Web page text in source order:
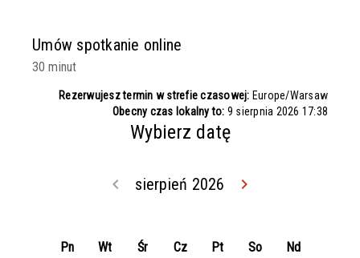
Umów spotkanie online
30 minut
Rezerwujesz termin w strefie czasowej: Europe/Warsaw
Obecny czas lokalny to: 9 sierpnia 2026 17:38
Wybierz datę
sierpień 2026
keyboard_arrow_left
keyboard_arrow_right
Pn Wt Śr Cz Pt So Nd